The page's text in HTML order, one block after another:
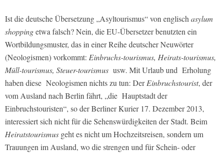
Ist die deutsche Übersetzung „Asyltourismus“ von englischasylum
shoppingetwa falsch? Nein, die EU-Übersetzer benutzten ein
Wortbildungsmuster, das in einer Reihe deutscher Neuwörter
(Neologismen) vorkommt: Einbruchs-tourismus, Heirats-tourismus,
Müll-tourismus, Steuer-tourismus usw. Mit Urlaub und Erholung
haben diese Neologismen nichts zu tun: DerEinbruchstourist, der
vom Ausland nach Berlin fährt, „die Hauptstadt der
Einbruchstouristen“, so der Berliner Kurier 17. Dezember 2013,
interessiert sich nicht für die Sehenswürdigkeiten der Stadt. Beim
Heiratstourismus geht es nicht um Hochzeitsreisen, sondern um
Trauungen im Ausland, wo die strengen und für Schein- oder